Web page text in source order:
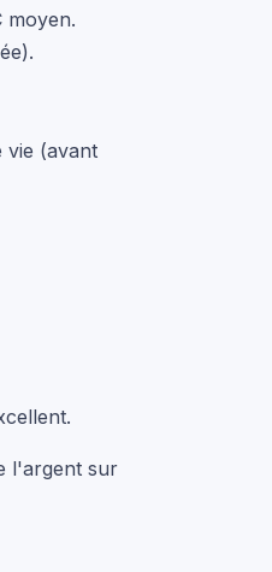
moyen.
vie (avant
l'argent sur